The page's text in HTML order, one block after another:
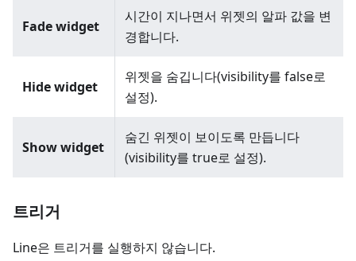
Fade widget
시간이 지나면서 위젯의 알파 값을 변
경합니다.
Hide widget
위젯을 숨깁니다(visibility를 false로
설정).
Show widget
숨긴 위젯이 보이도록 만듭니다
(visibility를 true로 설정).
트리거
Line은 트리거를 실행하지 않습니다.